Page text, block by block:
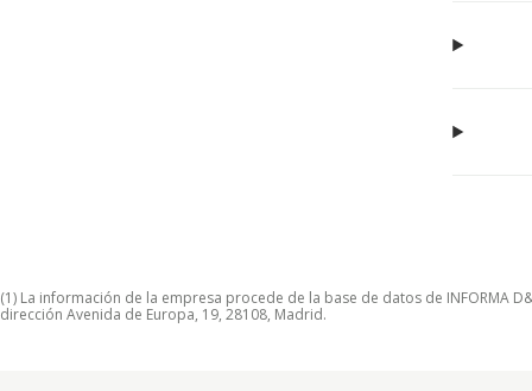
(1) La información de la empresa procede de la base de datos de INFORMA
dirección Avenida de Europa, 19, 28108, Madrid.